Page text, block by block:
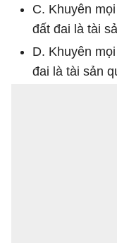
C. Khuyên
đất đai là tài
D. Khuyên
đai là tài sản